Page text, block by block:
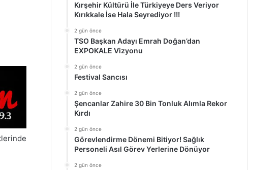
Kırşehir Kültürü İle Türkiyeye Ders Veriyor
Kırıkkale İse Hala Seyrediyor !!!
2 gün önce
TSO Başkan Adayı Emrah Doğan’dan
EXPOKALE Vizyonu
2 gün önce
Festival Sancısı
2 gün önce
Şencanlar Zahire 30 Bin Tonluk Alımla Rekor
Kırdı
2 gün önce
Görevlendirme Dönemi Bitiyor! Sağlık
Personeli Asıl Görev Yerlerine Dönüyor
2 gün önce